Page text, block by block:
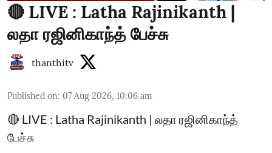
🔴 LIVE : Latha Rajinikanth |
லதா ரஜினிகாந்த் பேச்சு
thanthitv
Published on: 07 Aug 2026, 10:06 am
🔴 LIVE : Latha Rajinikanth | லதா ரஜினிகாந்த்
பேச்சு